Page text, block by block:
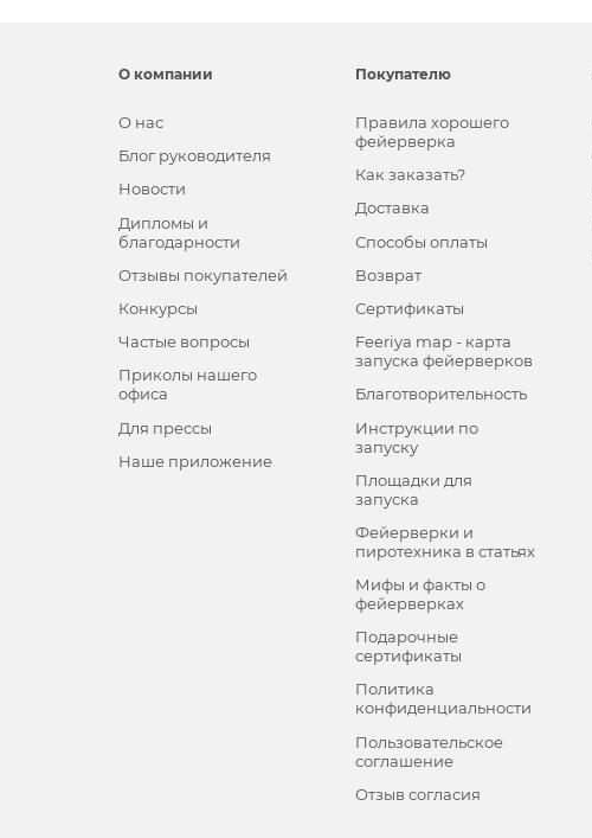
О компании
О нас
Блог руководителя
Новости
Дипломы и
благодарности
Отзывы покупателей
Конкурсы
Частые вопросы
Приколы нашего
офиса
Для прессы
Наше приложение
Покупателю
Правила хорошего
фейерверка
Как заказать?
Доставка
Способы оплаты
Возврат
Сертификаты
Feeriya map - карта
запуска фейерверков
Благотворительность
Инструкции по
запуску
Площадки для
запуска
Фейерверки и
пиротехника в статьях
Мифы и факты о
фейерверках
Подарочные
сертификаты
Политика
конфиденциальности
Пользовательское
соглашение
Отзыв согласия